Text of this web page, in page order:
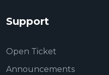
Support
Open Ticket
Announcements